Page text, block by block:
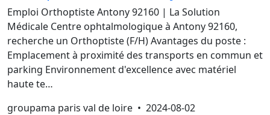
Emploi Orthoptiste Antony 92160 | La Solution
Médicale Centre ophtalmologique à Antony 92160,
recherche un Orthoptiste (F/H) Avantages du poste :
Emplacement à proximité des transports en commun et
parking Environnement d'excellence avec matériel
haute te…
groupama paris val de loire • 2024-08-02